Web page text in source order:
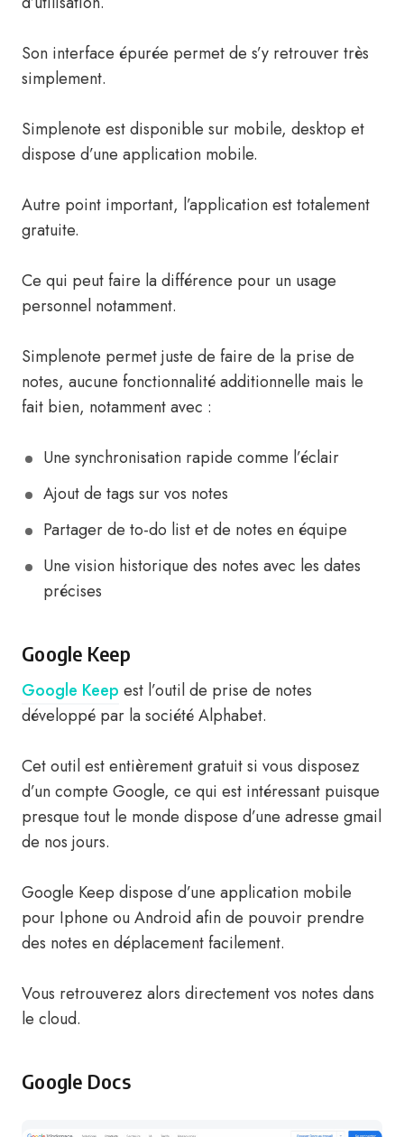
Son interface épurée permet de s’y retrouver très
simplement.
Simplenote est disponible sur mobile, desktop et
dispose d’une application mobile.
Autre point important, l’application est totalement
gratuite.
Ce qui peut faire la différence pour un usage
personnel notamment.
Simplenote permet juste de faire de la prise de
notes, aucune fonctionnalité additionnelle mais le
fait bien, notamment avec :
Une synchronisation rapide comme l’éclair
Ajout de tags sur vos notes
Partager de to-do list et de notes en équipe
Une vision historique des notes avec les dates
précises
Google Keep
Google Keep est l’outil de prise de notes
développé par la société Alphabet.
Cet outil est entièrement gratuit si vous disposez
d’un compte Google, ce qui est intéressant puisque
presque tout le monde dispose d’une adresse gmail
de nos jours.
Google Keep dispose d’une application mobile
pour Iphone ou Android afin de pouvoir prendre
des notes en déplacement facilement.
Vous retrouverez alors directement vos notes dans
le cloud.
Google Docs